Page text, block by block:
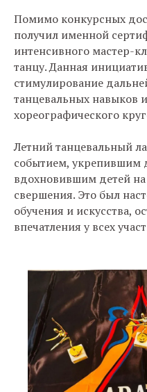
Помимо конкурсных
получил именной
интенсивного мастер-
танцу. Данная
стимулирование
танцевальных навыков
хореографического
Летний танцевальный
событием, укрепившим
вдохновившим детей
свершения. Это был
обучения и искусства,
впечатления у всех